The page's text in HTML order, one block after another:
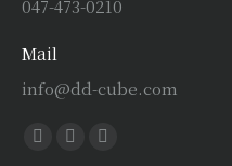
047-473-0210
Mail
info@dd-cube.com
Find us on:
Facebook
X
Instagram